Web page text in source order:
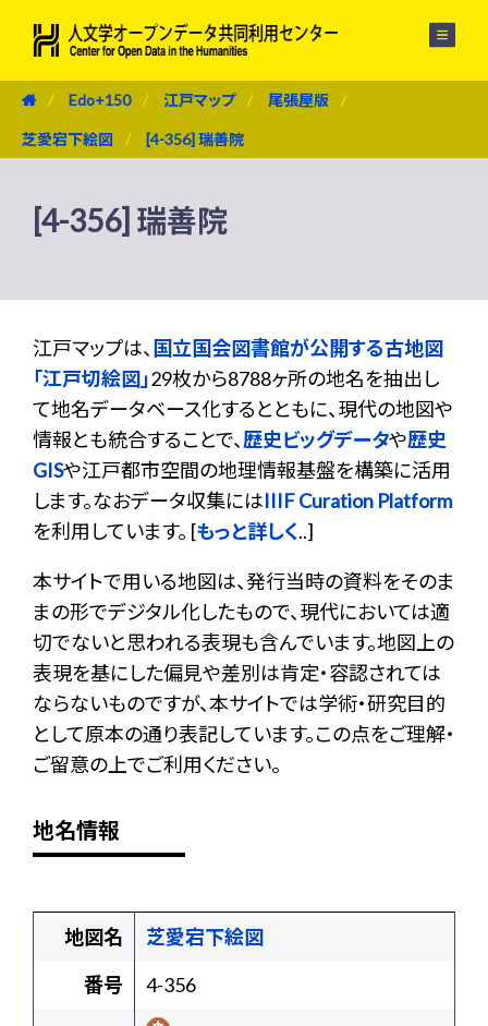
Edo+150 江戸マップ 尾張屋版
芝愛宕下絵図 [4-356] 瑞善院
[4-356] 瑞善院
江戸マップは、 国立国会図書館が公開する古地図
「江戸切絵図」29枚から8788ヶ所の地名を抽出し
て地名データベース化するとともに、現代の地図や
情報とも統合することで、歴史ビッグデータや歴史
GISや江戸都市空間の地理情報基盤を構築に活用
します。なおデータ収集にはIIIF Curation Platform
を利用しています。 [もっと詳しく..]
本サイトで用いる地図は、発行当時の資料をそのま
まの形でデジタル化したもので、現代においては適
切でないと思われる表現も含んでいます。地図上の
表現を基にした偏見や差別は肯定・容認されては
ならないものですが、本サイトでは学術・研究目的
として原本の通り表記しています。この点をご理解・
ご留意の上でご利用ください。
地名情報
地図名
芝愛宕下絵図
番号
4-356